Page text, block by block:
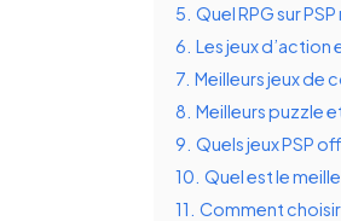
5. Quel RPG sur
6. Les jeux d’action
7. Meilleurs jeux de
8. Meilleurs puzzle
9. Quels jeux PSP
10. Quel est le
11. Comment choisir